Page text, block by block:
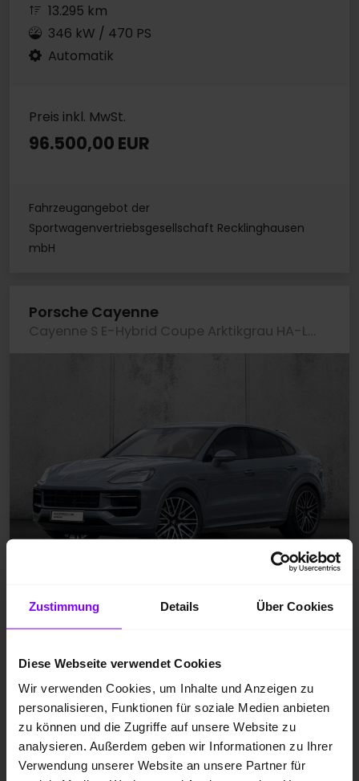
Zustimmung Details Über Cookies
Diese Webseite verwendet Cookies
Wir verwenden Cookies, um Inhalte und Anzeigen zu
personalisieren, Funktionen für soziale Medien anbieten
zu können und die Zugriffe auf unsere Website zu
analysieren. Außerdem geben wir Informationen zu Ihrer
Verwendung unserer Website an unsere Partner für
13.295 km
346 kW / 470 PS
Automatik
Preis inkl. MwSt.
96.500,00 EUR
Fahrzeugangebot der
Sportwagenvertriebsgesellschaft Recklinghausen
mbH
Porsche Cayenne
Cayenne S E-Hybrid Coupe Arktikgrau HA-Lenkung
Hybrid (Benzin/Elektro)
EZ 01.2026
arktikgrau
19.706 km
382 kW / 519 PS
Automatik